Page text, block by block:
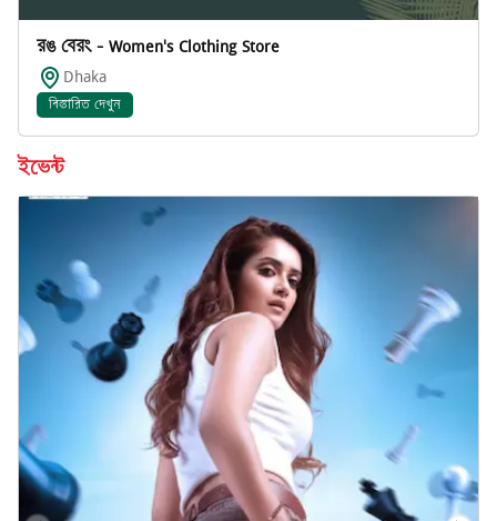
রঙ বেরং - Women's Clothing Store
Dhaka
বিস্তারিত দেখুন
ইভেন্ট